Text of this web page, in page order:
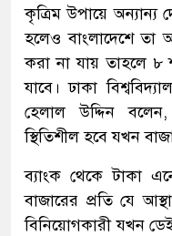
কৃত্রিম উপায়ে অন্যান্য
হলেও বাংলাদেশে তা
করা না যায় তাহলে ৮
যাবে। ঢাকা
হেলাল উদ্দিন
স্থিতিশীল হবে যখন
ব্যাংক থেকে টাকা
বাজারের প্রতি যে
বিনিয়োগকারী যখন